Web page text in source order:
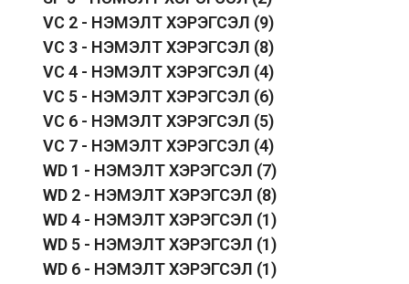
VC 2 - НЭМЭЛТ ХЭРЭГСЭЛ (9)
VC 3 - НЭМЭЛТ ХЭРЭГСЭЛ (8)
VC 4 - НЭМЭЛТ ХЭРЭГСЭЛ (4)
VC 5 - НЭМЭЛТ ХЭРЭГСЭЛ (6)
VC 6 - НЭМЭЛТ ХЭРЭГСЭЛ (5)
VC 7 - НЭМЭЛТ ХЭРЭГСЭЛ (4)
WD 1 - НЭМЭЛТ ХЭРЭГСЭЛ (7)
WD 2 - НЭМЭЛТ ХЭРЭГСЭЛ (8)
WD 4 - НЭМЭЛТ ХЭРЭГСЭЛ (1)
WD 5 - НЭМЭЛТ ХЭРЭГСЭЛ (1)
WD 6 - НЭМЭЛТ ХЭРЭГСЭЛ (1)